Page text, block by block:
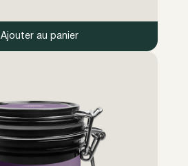
Ajouter au panier